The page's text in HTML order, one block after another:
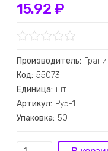
15.92 ₽
Производитель:
Код: 55073
Единица: шт.
Артикул: Ру5-1
Упаковка: 50